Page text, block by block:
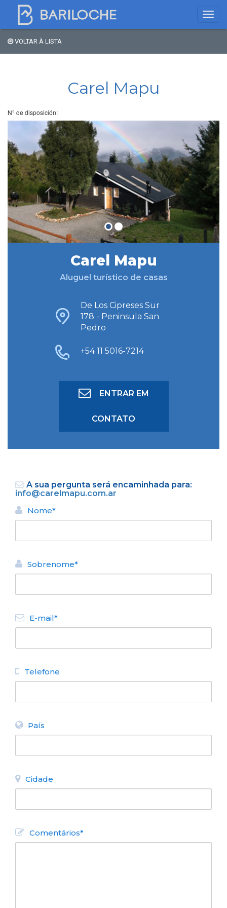
Bariloche
Tipo de hospedagem
Estrelas
Região
BUSCAR HOSPEDAGEM
CASAS
VOLTAR
VOLTAR À LISTA
Carel Mapu
N° de disposición:
Carel Mapu
Aluguel turístico de casas
De Los Cipreses Sur
178 - Peninsula San
Pedro
+54 11 5016-7214
ENTRAR EM
CONTATO
A sua pergunta será encaminhada para:
info@carelmapu.com.ar
Nome*
Sobrenome*
E-mail*
Telefone
País
Cidade
Comentários*